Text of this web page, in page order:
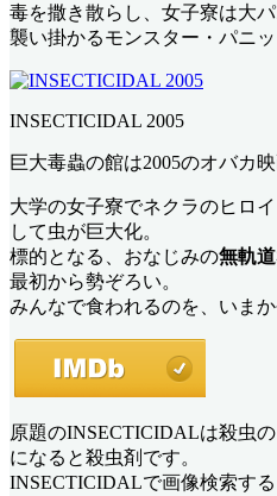
毒を撒き散らし、女子寮は大
襲い掛かるモンスター・パニ
INSECTICIDAL 2005
巨大毒蟲の館は2005のオバカ映
大学の女子寮でネクラのヒロ
して虫が巨大化。
標的となる、おなじみの無軌
最初から勢ぞろい。
みんなで食われるのを、いま
原題のINSECTICIDALは殺虫
になると殺虫剤です。
INSECTICIDALで画像検索す